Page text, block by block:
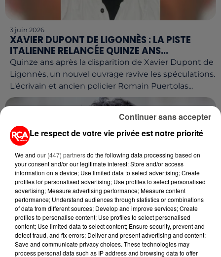
3 juin 2026
XAVIER DUPONT DE LIGONNÈS : LA PISTE
ITALIENNE RELANCÉE QUINZE ANS...
Quinze ans après la disparition de Xavier Dupont de
Ligonnès, un nouvel ouvrage ravive les spéculations.
L'écrivain et ancien policier Romain Puertolas...
1er juin 2026
PATRICK BRUEL CONTRAINT D'ANNULER SA
TOURNÉE : LES ACCUSATIONS QUI...
Le respect de votre vie privée est notre priorité
We and our (447) partnersdo the following data processing based on
your consent and/or our legitimate interest: Store and/or access
information on a device; Use limited data to select advertising; Create
profiles for personalised advertising; Use profiles to select personalised
advertising; Measure advertising performance; Measure content
performance; Understand audiences through statistics or combinations
of data from different sources; Develop and improve services; Create
profiles to personalise content; Use profiles to select personalised
content; Use limited data to select content; Ensure security, prevent and
detect fraud, and fix errors; Deliver and present advertising and content;
Save and communicate privacy choices. These technologies may
process personal data such as IP address and browsing data to offer
Continuer sans accepter